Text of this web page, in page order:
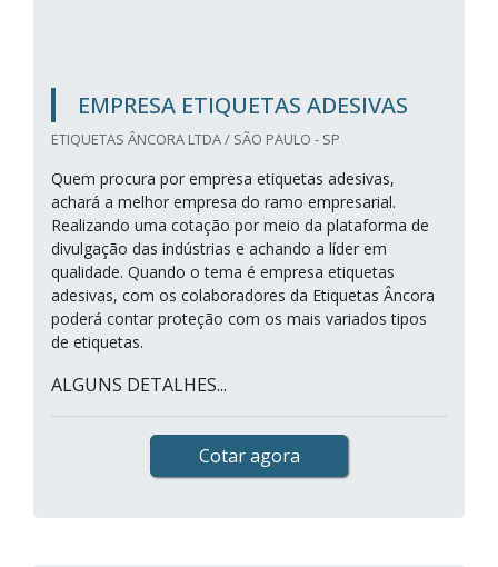
EMPRESA ETIQUETAS ADESIVAS
ETIQUETAS ÂNCORA LTDA / SÃO PAULO - SP
Quem procura por empresa etiquetas adesivas,
achará a melhor empresa do ramo empresarial.
Realizando uma cotação por meio da plataforma de
divulgação das indústrias e achando a líder em
qualidade. Quando o tema é empresa etiquetas
adesivas, com os colaboradores da Etiquetas Âncora
poderá contar proteção com os mais variados tipos
de etiquetas.
ALGUNS DETALHES...
Cotar agora